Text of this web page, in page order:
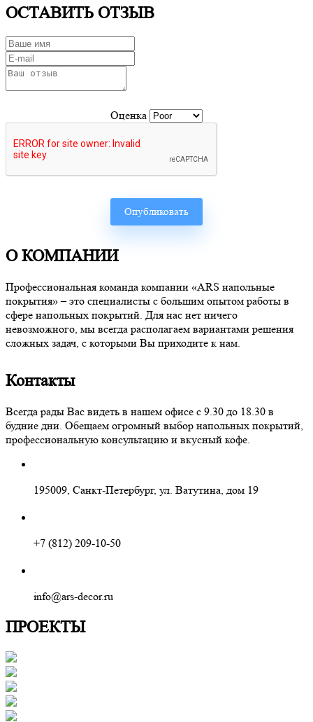
ОСТАВИТЬ ОТЗЫВ
Оценка
О КОМПАНИИ
Профессиональная команда компании «ARS напольные
покрытия» – это специалисты с большим опытом работы в
сфере напольных покрытий. Для нас нет ничего
невозможного, мы всегда располагаем вариантами решения
сложных задач, с которыми Вы приходите к нам.
Контакты
Всегда рады Вас видеть в нашем офисе с 9.30 до 18.30 в
будние дни. Обещаем огромный выбор напольных покрытий,
профессиональную консультацию и вкусный кофе.
195009, Санкт-Петербург, ул. Ватутина, дом 19
+7 (812) 209-10-50
info@ars-decor.ru
ПРОЕКТЫ